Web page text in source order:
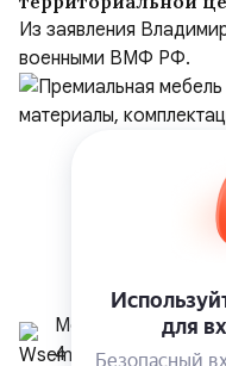
но Киев объявил
Из заявления
военными ВМФ РФ.
Мобиликаса
4 августа